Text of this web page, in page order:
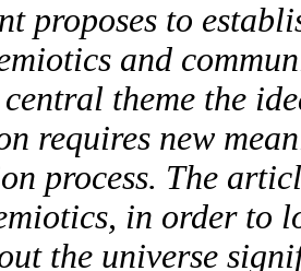
proposes to
and
central theme the
requires new
process. The
in order to
the universe